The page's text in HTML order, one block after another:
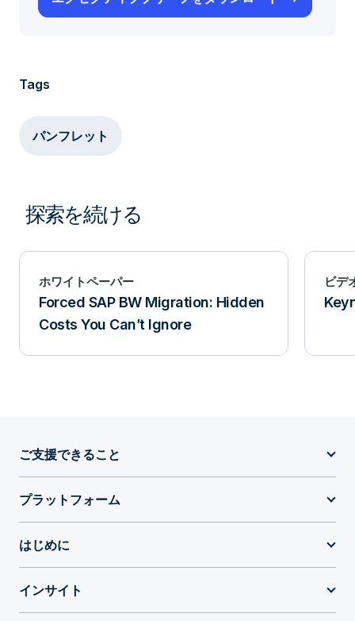
Tags
パンフレット
探索を続ける
ホワイトペーパー
Forced SAP BW Migration: Hidden
Costs You Can’t Ignore
ビデ
ご支援できること
プラットフォーム
はじめに
インサイト